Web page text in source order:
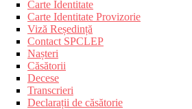
Carte Identitate
Carte Identitate Provizorie
Viză Reședință
Contact SPCLEP
Nașteri
Căsătorii
Decese
Transcrieri
Declarații de căsătorie